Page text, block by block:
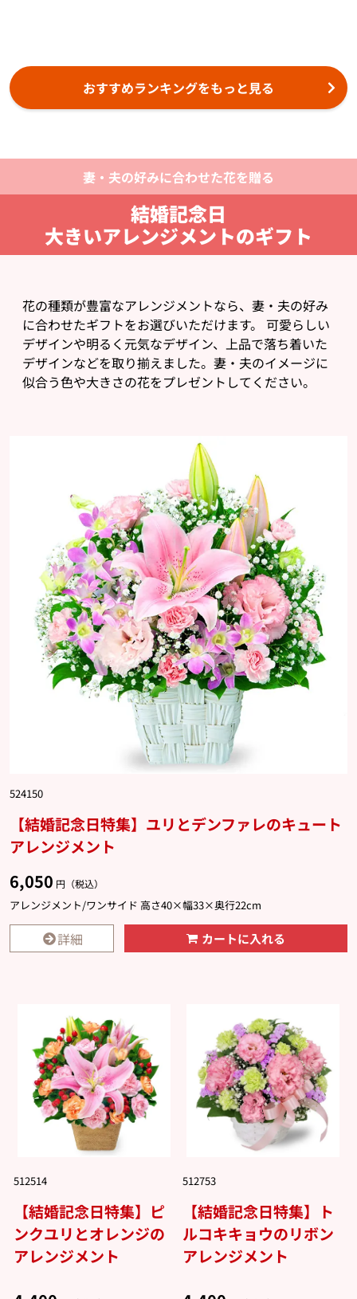
おすすめランキングをもっと見る
妻・夫の好みに合わせた花を贈る
結婚記念日
大きいアレンジメントのギフト
花の種類が豊富なアレンジメントなら、妻・夫の好み
に合わせたギフトをお選びいただけます。 可愛らしい
デザインや明るく元気なデザイン、上品で落ち着いた
デザインなどを取り揃えました。妻・夫のイメージに
似合う色や大きさの花をプレゼントしてください。
524150
【結婚記念日特集】ユリとデンファレのキュート
アレンジメント
6,050 円（税込）
アレンジメント/ワンサイド 高さ40×幅33×奥行22cm
詳細 カートに入れる
512514
【結婚記念日特集】ピ
ンクユリとオレンジの
アレンジメント
512753
【結婚記念日特集】ト
ルコキキョウのリボン
アレンジメント